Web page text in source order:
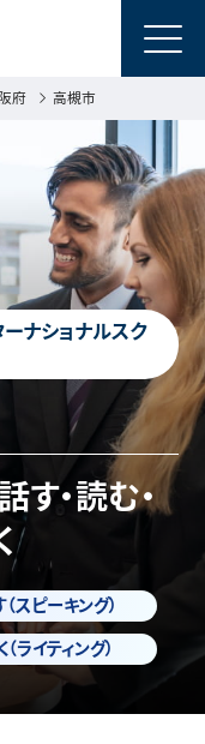
府 高槻市
ナショナルスク
話す・読む・
スピーキング）
（ライティング）